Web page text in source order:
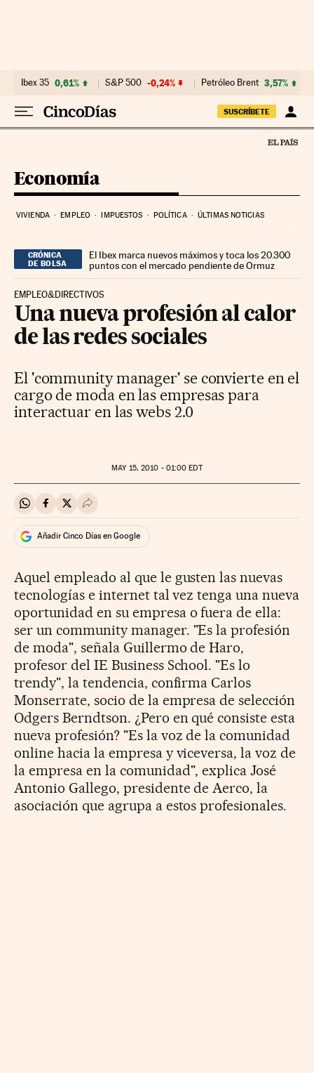
Ibex 35 0,61% S&P 500 -0,24% Petróleo Brent 3,57%
SUSCRÍBETE
Economía
VIVIENDA EMPLEO IMPUESTOS POLÍTICA ÚLTIMAS NOTICIAS
CRÓNICA
DE BOLSA
El Ibex marca nuevos máximos y toca los 20.300
puntos con el mercado pendiente de Ormuz
EMPLEO&DIRECTIVOS
Una nueva profesión al calor
de las redes sociales
El 'community manager' se convierte en el
cargo de moda en las empresas para
interactuar en las webs 2.0
MAY15, 2010 - 01:00 EDT
Compartir en Whatsapp
Compartir en Facebook
Compartir en Twitter
Desplegar Redes Sociales
Añadir Cinco Días en Google
Aquel empleado al que le gusten las nuevas
tecnologías e internet tal vez tenga una nueva
oportunidad en su empresa o fuera de ella:
ser un community manager. "Es la profesión
de moda", señala Guillermo de Haro,
profesor del IE Business School. "Es lo
trendy", la tendencia, confirma Carlos
Monserrate, socio de la empresa de selección
Odgers Berndtson. ¿Pero en qué consiste esta
nueva profesión? "Es la voz de la comunidad
online hacia la empresa y viceversa, la voz de
la empresa en la comunidad", explica José
Antonio Gallego, presidente de Aerco, la
asociación que agrupa a estos profesionales.